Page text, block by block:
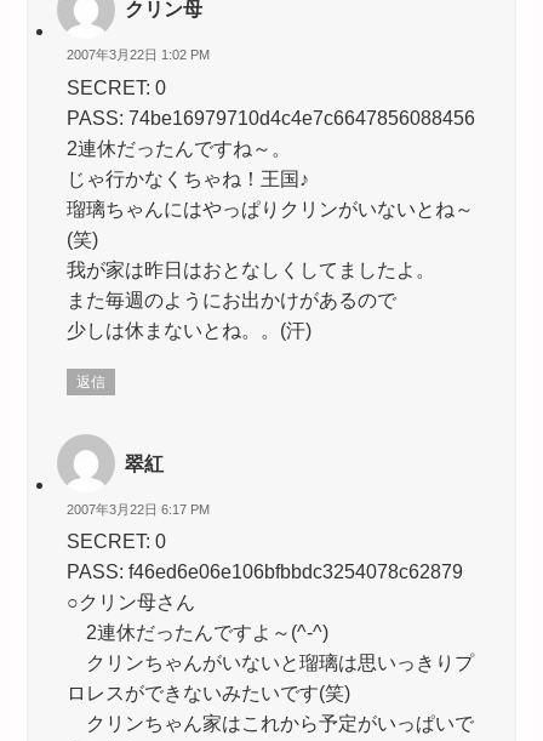
クリン母
2007年3月22日 1:02 PM
SECRET: 0
PASS: 74be16979710d4c4e7c6647856088456
2連休だったんですね～。
じゃ行かなくちゃね！王国♪
瑠璃ちゃんにはやっぱりクリンがいないとね～
(笑)
我が家は昨日はおとなしくしてましたよ。
また毎週のようにお出かけがあるので
少しは休まないとね。。(汗)
返信
翠紅
2007年3月22日 6:17 PM
SECRET: 0
PASS: f46ed6e06e106bfbbdc3254078c62879
○クリン母さん
2連休だったんですよ～(^-^)
クリンちゃんがいないと瑠璃は思いっきりプ
ロレスができないみたいです(笑)
クリンちゃん家はこれから予定がいっぱいで